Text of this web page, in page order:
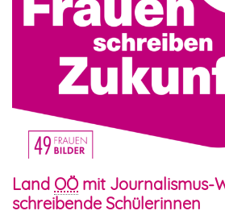
Land OÖmit Journalismus-
schreibende Schülerinnen